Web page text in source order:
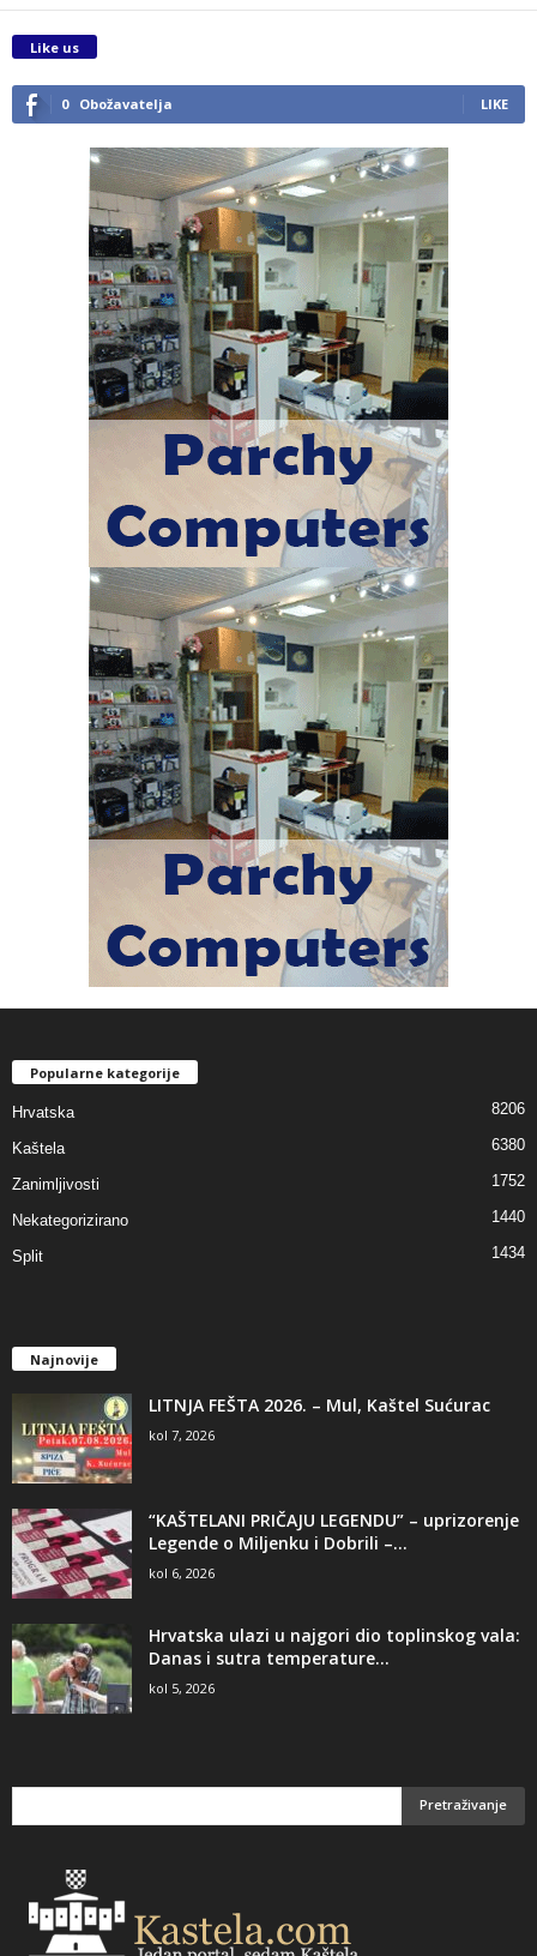
Like us
0 Obožavatelja LIKE
Popularne kategorije
Hrvatska 8206
Kaštela 6380
Zanimljivosti 1752
Nekategorizirano 1440
Split 1434
Najnovije
LITNJA FEŠTA 2026. – Mul, Kaštel Sućurac
kol 7, 2026
“KAŠTELANI PRIČAJU LEGENDU” – uprizorenje
Legende o Miljenku i Dobrili –...
kol 6, 2026
Hrvatska ulazi u najgori dio toplinskog vala:
Danas i sutra temperature...
kol 5, 2026